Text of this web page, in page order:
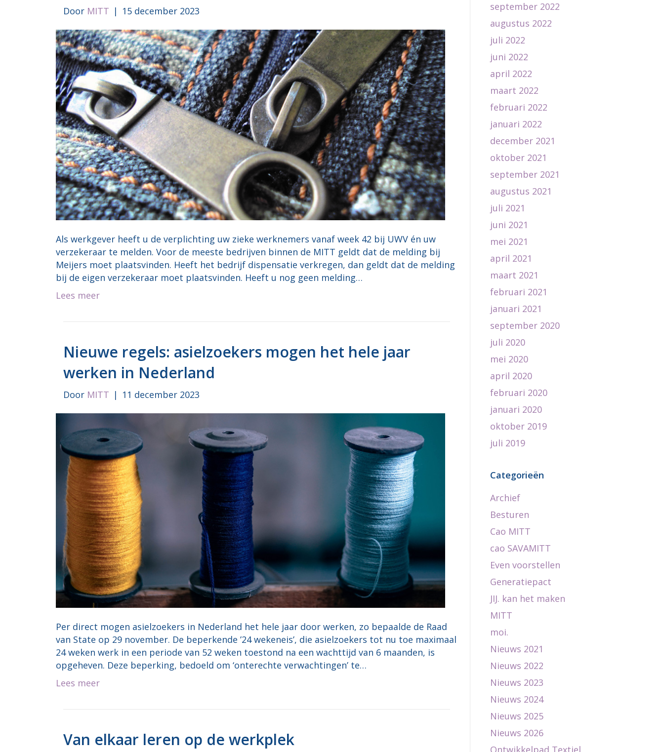
Door MITT | 15 december 2023
Als werkgever heeft u de verplichting uw zieke werknemers vanaf week 42 bij UWV én uw
verzekeraar te melden. Voor de meeste bedrijven binnen de MITT geldt dat de melding bij
Meijers moet plaatsvinden. Heeft het bedrijf dispensatie verkregen, dan geldt dat de melding
bij de eigen verzekeraar moet plaatsvinden. Heeft u nog geen melding…
Lees meer
Nieuwe regels: asielzoekers mogen het hele jaar
werken in Nederland
Door MITT | 11 december 2023
Per direct mogen asielzoekers in Nederland het hele jaar door werken, zo bepaalde de Raad
van State op 29 november. De beperkende ’24 wekeneis’, die asielzoekers tot nu toe maximaal
24 weken werk in een periode van 52 weken toestond na een wachttijd van 6 maanden, is
opgeheven. Deze beperking, bedoeld om ‘onterechte verwachtingen’ te…
Lees meer
Van elkaar leren op de werkplek
september 2022
augustus 2022
juli 2022
juni 2022
april 2022
maart 2022
februari 2022
januari 2022
december 2021
oktober 2021
september 2021
augustus 2021
juli 2021
juni 2021
mei 2021
april 2021
maart 2021
februari 2021
januari 2021
september 2020
juli 2020
mei 2020
april 2020
februari 2020
januari 2020
oktober 2019
juli 2019
Categorieën
Archief
Besturen
Cao MITT
cao SAVAMITT
Even voorstellen
Generatiepact
JIJ. kan het maken
MITT
moi.
Nieuws 2021
Nieuws 2022
Nieuws 2023
Nieuws 2024
Nieuws 2025
Nieuws 2026
Ontwikkelpad Textiel